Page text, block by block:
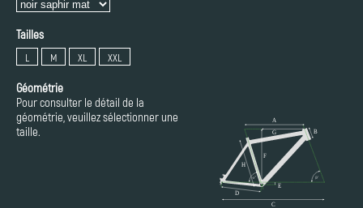
Tailles
L M XL XXL
Géométrie
Pour consulter le détail de la
géométrie, veuillez sélectionner une
taille.